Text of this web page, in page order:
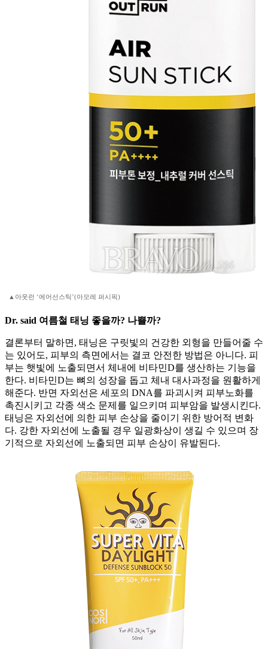
▲아웃런 ‘에어선스틱’(아모레 퍼시픽)
Dr. said 여름철 태닝 좋을까? 나쁠까?
결론부터 말하면, 태닝은 구릿빛의 건강한 외형을 만들어줄 수
는 있어도, 피부의 측면에서는 결코 안전한 방법은 아니다. 피
부는 햇빛에 노출되면서 체내에 비타민D를 생산하는 기능을
한다. 비타민D는 뼈의 성장을 돕고 체내 대사과정을 원활하게
해준다. 반면 자외선은 세포의 DNA를 파괴시켜 피부노화를
촉진시키고 각종 색소 문제를 일으키며 피부암을 발생시킨다.
태닝은 자외선에 의한 피부 손상을 줄이기 위한 방어적 변화
다. 강한 자외선에 노출될 경우 일광화상이 생길 수 있으며 장
기적으로 자외선에 노출되면 피부 손상이 유발된다.